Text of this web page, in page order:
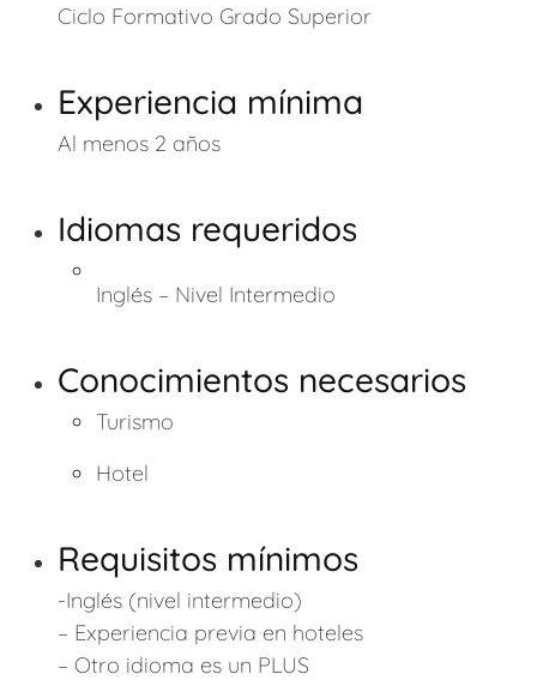
Ciclo Formativo Grado Superior
Experiencia mínima
Al menos 2 años
Idiomas requeridos
Inglés – Nivel Intermedio
Conocimientos necesarios
Turismo
Hotel
Requisitos mínimos
-Inglés (nivel intermedio)
– Experiencia previa en hoteles
– Otro idioma es un PLUS